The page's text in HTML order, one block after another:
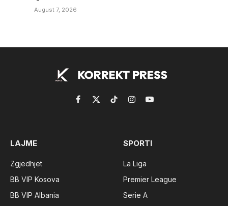
August 7, 2026
Facebook
X
TikTokInstagramYouTube
LAJME
Zgjedhjet
BB VIP Kosova
BB VIP Albania
SPORTI
La Liga
Premier League
Serie A